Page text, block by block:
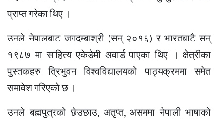
प्राप्त गरेका थिए ।
उनले नेपालबाट जगदम्बाश्री (सन् २०१६) र भारतबाटै सन्
१९८७ मा साहित्य एकेडेमी अवार्ड पाएका थिए । क्षेत्रीका
पुस्तकहरु त्रिभुवन विश्वविद्यालयको पाठ्यक्रममा समेत
समावेश गरिएको छ ।
उनले बह्मपुत्रको छेउछाउ, अतृप्त, असममा नेपाली भाषाको